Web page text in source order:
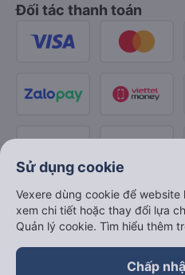
Đối tác thanh toán
Sử dụng cookie
Vexere dùng cookie để
xem chi tiết hoặc thay đổi lựa
Quản lý cookie. Tìm hiểu thêm
Chấp